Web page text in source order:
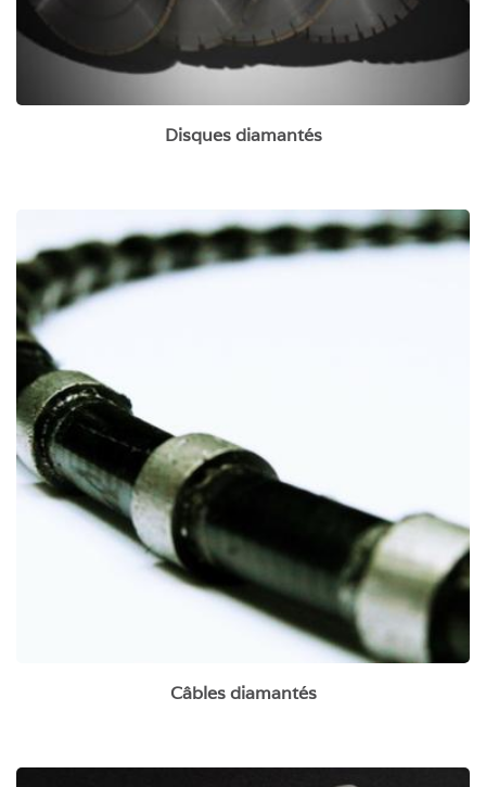
Disques diamantés
Câbles diamantés